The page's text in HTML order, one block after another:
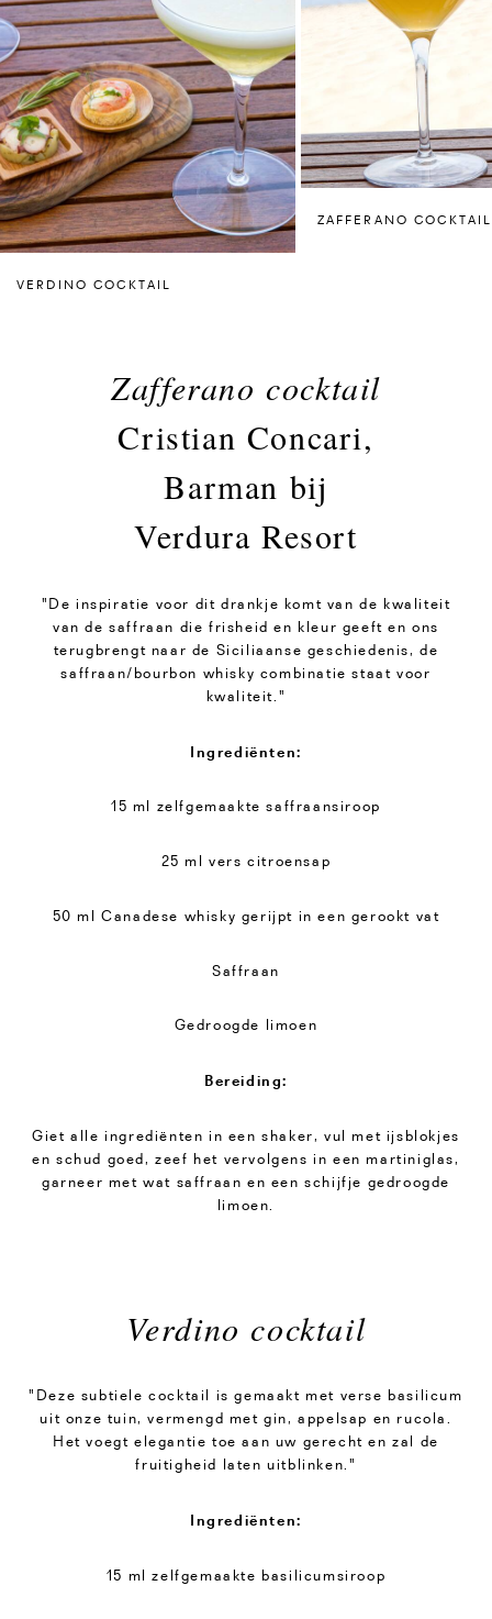
VERDINO COCKTAIL
ZAFFERANO COCKTAIL
Zafferano cocktail
Cristian Concari,
Barman bij
Verdura Resort
"De inspiratie voor dit drankje komt van de kwaliteit
van de saffraan die frisheid en kleur geeft en ons
terugbrengt naar de Siciliaanse geschiedenis, de
saffraan/bourbon whisky combinatie staat voor
kwaliteit."
Ingrediënten:
15 ml zelfgemaakte saffraansiroop
25 ml vers citroensap
50 ml Canadese whisky gerijpt in een gerookt vat
Saffraan
Gedroogde limoen
Bereiding:
Giet alle ingrediënten in een shaker, vul met ijsblokjes
en schud goed, zeef het vervolgens in een martiniglas,
garneer met wat saffraan en een schijfje gedroogde
limoen.
Verdino cocktail
"Deze subtiele cocktail is gemaakt met verse basilicum
uit onze tuin, vermengd met gin, appelsap en rucola.
Het voegt elegantie toe aan uw gerecht en zal de
fruitigheid laten uitblinken."
Ingrediënten:
15 ml zelfgemaakte basilicumsiroop